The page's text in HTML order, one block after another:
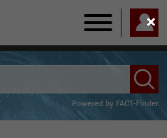
Main
navigation
Powered by FACT-Finder